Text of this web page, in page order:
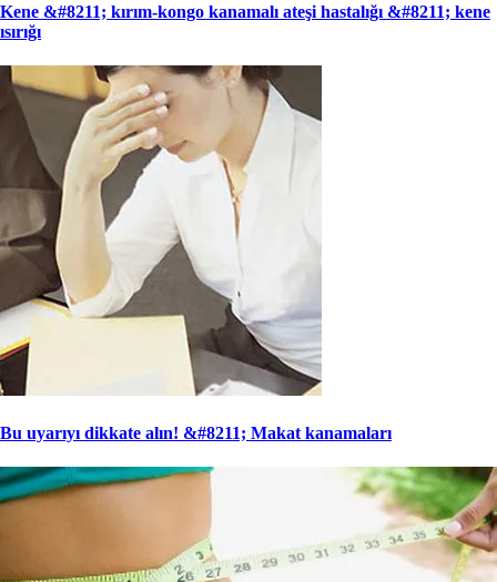
Kene &#8211; kırım-kongo kanamalı ateşi hastalığı &#8211; kene
ısırığı
Bu uyarıyı dikkate alın! &#8211; Makat kanamaları